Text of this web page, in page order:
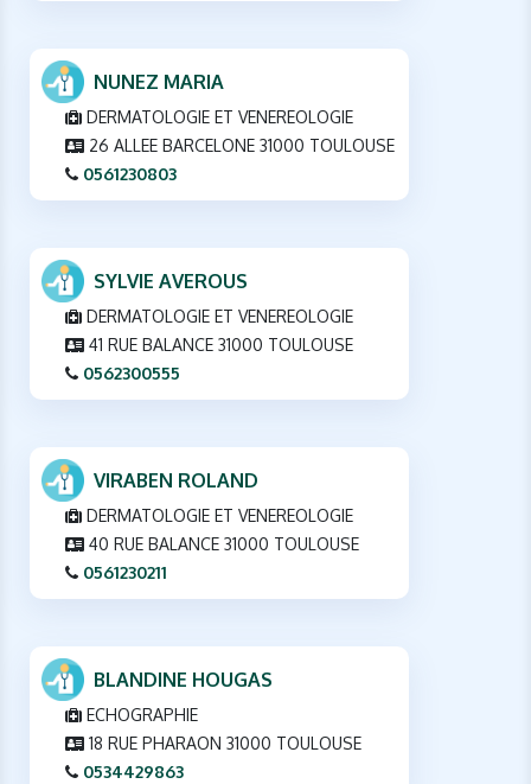
NUNEZ MARIA
DERMATOLOGIE ET VENEREOLOGIE
26 ALLEE BARCELONE 31000 TOULOUSE
0561230803
SYLVIE AVEROUS
DERMATOLOGIE ET VENEREOLOGIE
41 RUE BALANCE 31000 TOULOUSE
0562300555
VIRABEN ROLAND
DERMATOLOGIE ET VENEREOLOGIE
40 RUE BALANCE 31000 TOULOUSE
0561230211
BLANDINE HOUGAS
ECHOGRAPHIE
18 RUE PHARAON 31000 TOULOUSE
0534429863